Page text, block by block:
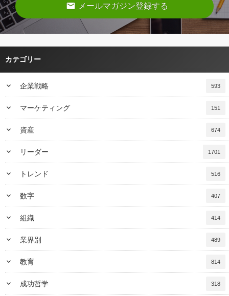
email メールマガジン登録する
カテゴリー
keyboard_arrow_down 企業戦略 593
keyboard_arrow_down マーケティング 151
keyboard_arrow_down 資産 674
keyboard_arrow_down リーダー 1701
keyboard_arrow_down トレンド 516
keyboard_arrow_down 数字 407
keyboard_arrow_down 組織 414
keyboard_arrow_down 業界別 489
keyboard_arrow_down 教育 814
keyboard_arrow_down 成功哲学 318